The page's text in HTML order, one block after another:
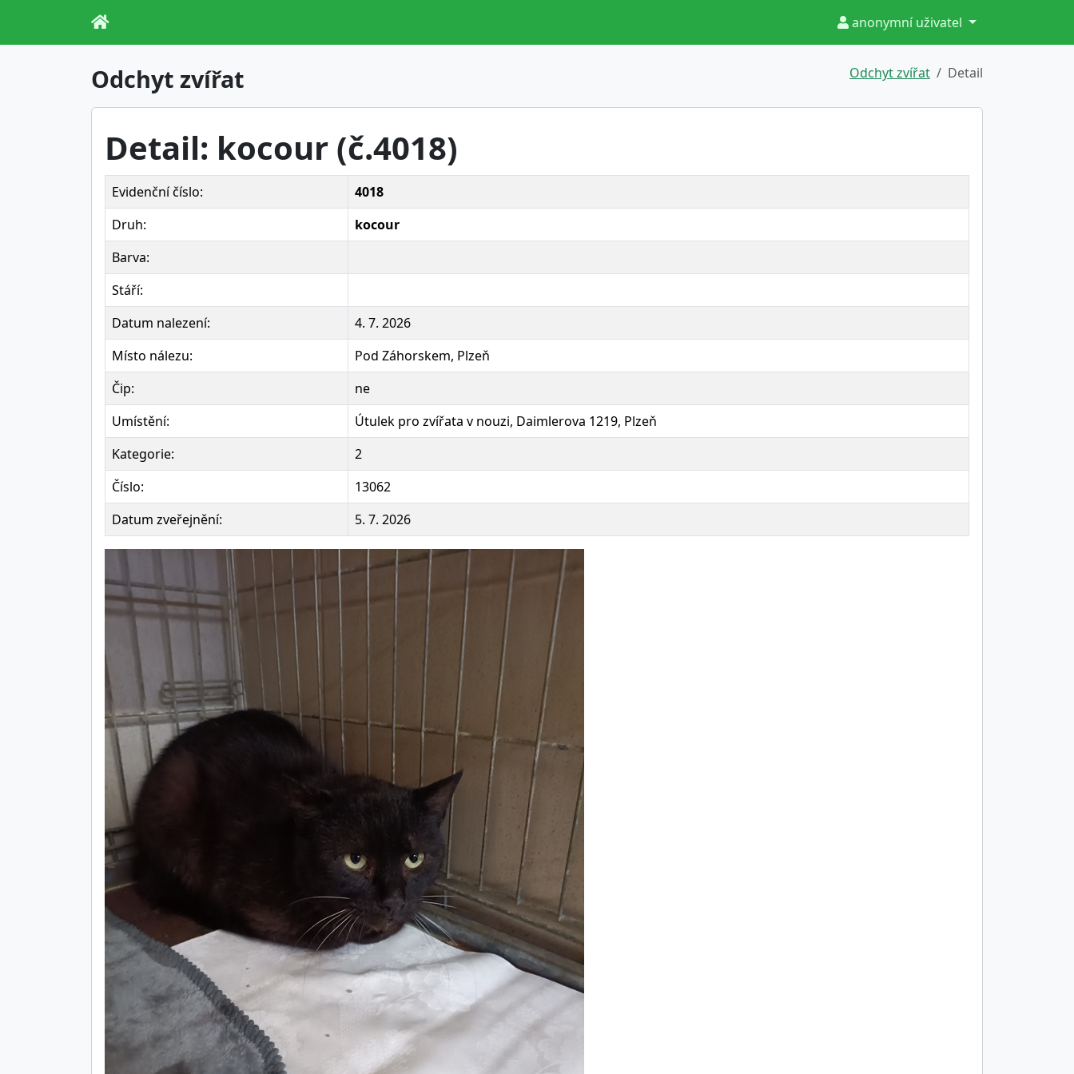
anonymní uživatel
Odchyt zvířat Odchyt zvířat Detail
Detail: kocour (č.4018)
Evidenční číslo:
4018
Druh:
kocour
Barva:
Stáří:
Datum nalezení:
4. 7. 2026
Místo nálezu:
Pod Záhorskem, Plzeň
Čip:
ne
Umístění:
Útulek pro zvířata v nouzi, Daimlerova 1219, Plzeň
Kategorie:
2
Číslo:
13062
Datum zveřejnění:
5. 7. 2026